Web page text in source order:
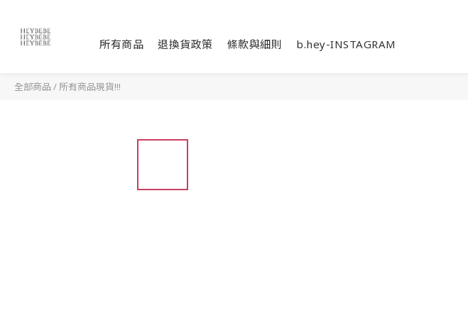
所有商品 退換貨政策 條款與細則 b.hey-INSTAGRAM
全部商品 / 所有商品現貨!!!